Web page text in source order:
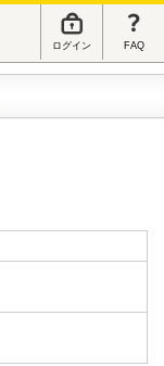
ログイン FAQ